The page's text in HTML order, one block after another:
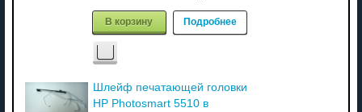
В корзину Подробнее
Шлейф печатающей головки
HP Photosmart 5510 в